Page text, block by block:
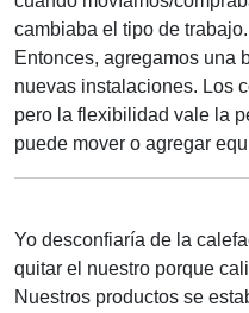
cambiaba el tipo de trabajo.
Entonces, agregamos una
nuevas instalaciones. Los
pero la flexibilidad vale la
puede mover o agregar
Yo desconfiaría de la
quitar el nuestro porque
Nuestros productos se